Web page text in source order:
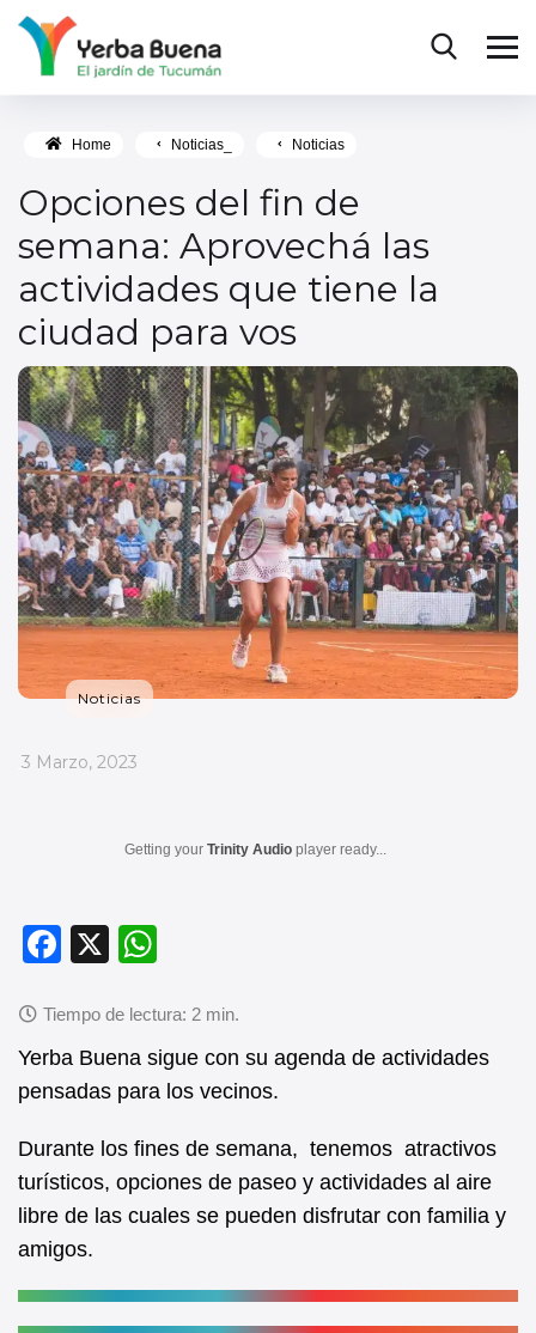
Home Noticias_ Noticias
Opciones del fin de
semana: Aprovechá las
actividades que tiene la
ciudad para vos
Noticias
_
3 Marzo, 2023
Getting your Trinity Audio player ready...
F
c
e
b
o
o
k
X
at
s
A
p
p
Yerba Buena sigue con su agenda de actividades
pensadas para los vecinos.
Durante los fines de semana, tenemos atractivos
turísticos, opciones de paseo y actividades al aire
libre de las cuales se pueden disfrutar con familia y
amigos.